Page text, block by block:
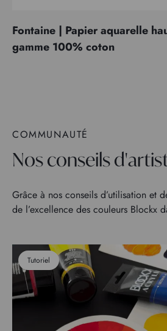
Fontaine | Papier aquarelle
gamme 100% coton
COMMUNAUTÉ
Nos conseils
Grâce à nos conseils d’utilisation et
de l’excellence des couleurs Blockx
Tutoriel